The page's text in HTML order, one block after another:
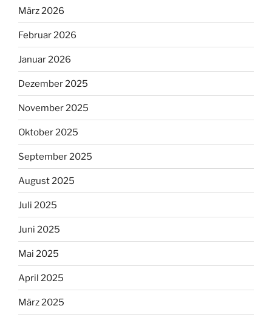
März 2026
Februar 2026
Januar 2026
Dezember 2025
November 2025
Oktober 2025
September 2025
August 2025
Juli 2025
Juni 2025
Mai 2025
April 2025
März 2025